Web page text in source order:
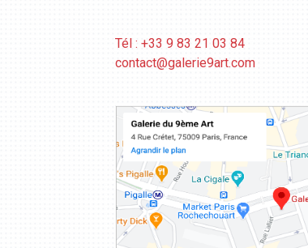
Tél : +33 9 83 21 03 84
contact@galerie9art.com